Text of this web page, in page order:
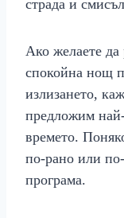
страда и
Ако желаете да
спокойна нощ
излизането,
предложим
времето.
по-рано или
програма.